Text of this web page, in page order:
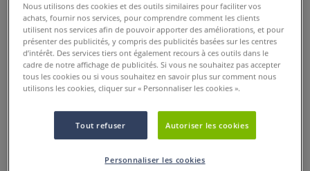
Gomme Mars Plastic Staedtler
3 Commentaires
Nous utilisons des cookies et des outils similaires pour faciliter vos
achats, fournir nos services, pour comprendre comment les clients
utilisent nos services afin de pouvoir apporter des améliorations, et pour
présenter des publicités, y compris des publicités basées sur les centres
d’intérêt. Des services tiers ont également recours à ces outils dans le
cadre de notre affichage de publicités. Si vous ne souhaitez pas accepter
tous les cookies ou si vous souhaitez en savoir plus sur comment nous
utilisons les cookies, cliquer sur « Personnaliser les cookies ».
Tout refuser Autoriser les cookies
Personnaliser les cookies